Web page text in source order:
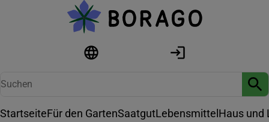
StartseiteFür den GartenSaatgutLebensmittel Haus und